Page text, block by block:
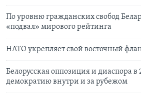
По уровню гражданских свобод
«подвал» мирового рейтинга
НАТО укрепляет свой восточный
Белорусская оппозиция и диаспора в
демократию внутри и за рубежом